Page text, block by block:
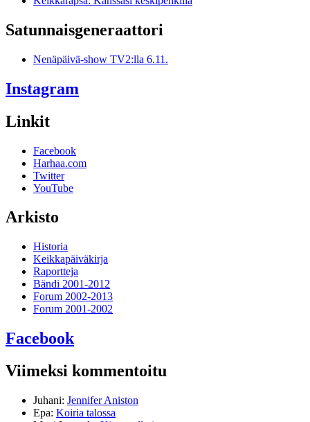
Satunnais­generaattori
Nenäpäivä-show TV2:lla 6.11.
Instagram
Linkit
Facebook
Harhaa.com
Twitter
YouTube
Arkisto
Historia
Keikkapäiväkirja
Raportteja
Bändi 2001-2012
Forum 2002-2013
Forum 2001-2002
Facebook
Viimeksi kommentoitu
Juhani: Jennifer Aniston
Epa: Koiria talossa